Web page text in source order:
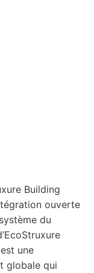
Building
ouverte
du
une
globale qui